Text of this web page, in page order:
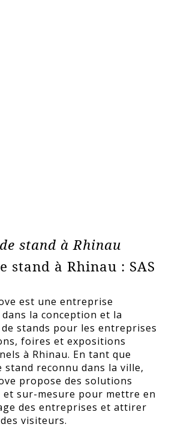
stand à Rhinau
stand à Rhinau : SAS
est une entreprise
la conception et la
stands pour les entreprises
foires et expositions
à Rhinau. En tant que
stand reconnu dans la ville,
propose des solutions
et sur-mesure pour mettre en
des entreprises et attirer
visiteurs.